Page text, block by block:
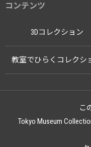
コンテンツ
3Dコレクション
教室でひらくコレクシ
こ
Tokyo Museum